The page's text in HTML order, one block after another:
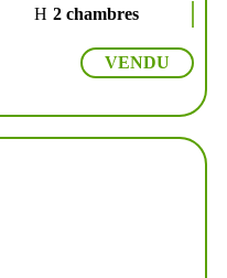
2 chambres
VENDU